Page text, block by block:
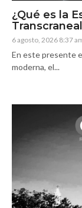
¿Qué es la
6 agosto, 2026 8:37
En este presente
moderna, el...